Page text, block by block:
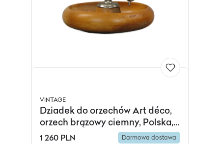
VINTAGE
Dziadek do orzechów Art déco,
orzech brązowy ciemny, Polska, I
poł. XX w.
1 260 PLN Darmowa dostawa